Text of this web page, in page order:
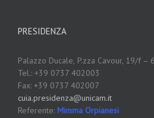
PRESIDENZA
Palazzo Ducale, P.zza Cavour, 19/f –
Tel.: +39 0737 402003
Fax: +39 0737 402007
cuia.presidenza@unicam.it
Referente: Mimma Orpianesi